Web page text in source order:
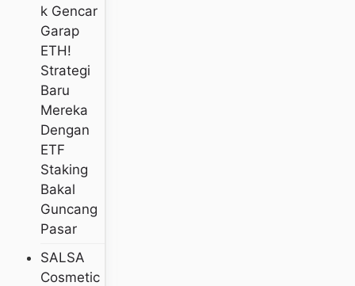
K Gencar
Garap
ETH!
Strategi
Baru
Mereka
Dengan
ETF
Staking
Bakal
Guncang
Pasar
SALSA
Cosmetic